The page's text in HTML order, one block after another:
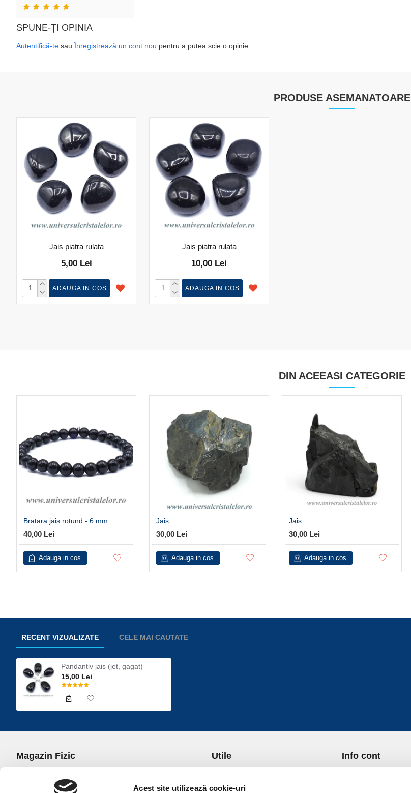
Acest site utilizează cookie-uri
SPUNE-ŢI OPINIA
Autentifică-te sau Înregistrează un cont nou pentru a putea scie o opinie
PRODUSE ASEMANATOARE
Jais piatra rulata
5,00 Lei
ADAUGA IN COS
Jais piatra rulata
10,00 Lei
ADAUGA IN COS
DIN ACEEASI CATEGORIE
Bratara jais rotund - 6 mm
40,00 Lei
Adauga in cos
Jais
30,00 Lei
Adauga in cos
Jais
30,00 Lei
Adauga in cos
RECENT VIZUALIZATE CELE MAI CAUTATE
Pandantiv jais (jet, gagat)
15,00 Lei
Magazin Fizic
office@universulcristalelor.ro
Utile
Transport si Plata
Info cont